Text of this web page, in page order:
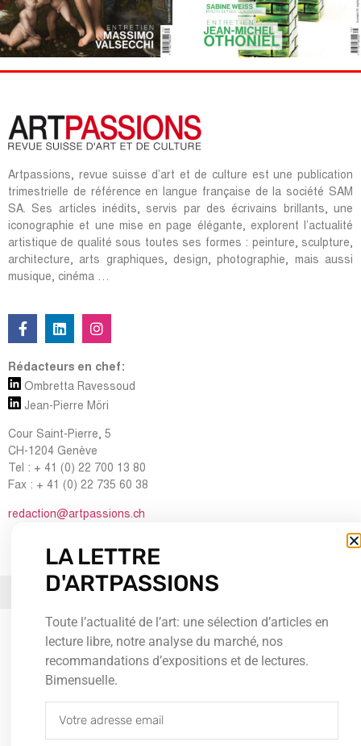
Artpassions, revue suisse d’art et de culture est une publication
trimestrielle de référence en langue française de la société SAM
SA. Ses articles inédits, servis par des écrivains brillants, une
iconographie et une mise en page élégante, explorent l’actualité
artistique de qualité sous toutes ses formes : peinture, sculpture,
architecture, arts graphiques, design, photographie, mais aussi
musique, cinéma …
Rédacteurs en chef:
Ombretta Ravessoud
Jean-Pierre Möri
Cour Saint-Pierre, 5
CH-1204 Genève
Tel : + 41 (0) 22 700 13 80
Fax : + 41 (0) 22 735 60 38
redaction@artpassions.ch
© 2026Tous droits réservés
LA LETTRE
D'ARTPASSIONS
Toute l’actualité de l’art: une sélection d’articles en
lecture libre, notre analyse du marché, nos
recommandations d’expositions et de lectures.
Bimensuelle.